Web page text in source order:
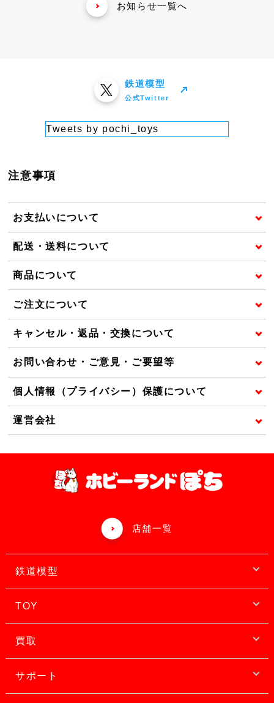
お知らせ一覧へ
鉄道模型
公式Twitter
Tweets by pochi_toys
注意事項
お支払いについて
配送・送料について
商品について
ご注文について
キャンセル・返品・交換について
お問い合わせ・ご意見・ご要望等
個人情報（プライバシー）保護について
運営会社
店舗一覧
鉄道模型
TOY
買取
サポート